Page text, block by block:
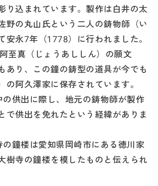
り込まれています。製作は白井の太
野の丸山氏という二人の鋳物師（い
安永7年（1778）に行われました。
至真（じょうあししん）の願文
あり、この鐘の鋳型の道具が今でも
の阿久澤家に保存されています。
の供出に際し、地元の鋳物師が製作
で供出を免れたという経緯がありま
の鐘楼は愛知県岡崎市にある徳川家
樹寺の鐘楼を模したものと伝えられ